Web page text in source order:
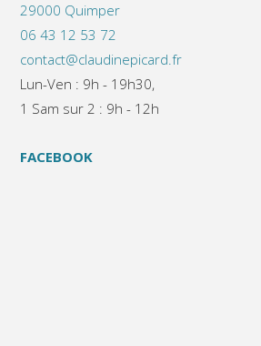
29000 Quimper
06 43 12 53 72
contact@claudinepicard.fr
Lun-Ven : 9h - 19h30,
1 Sam sur 2 : 9h - 12h
FACEBOOK